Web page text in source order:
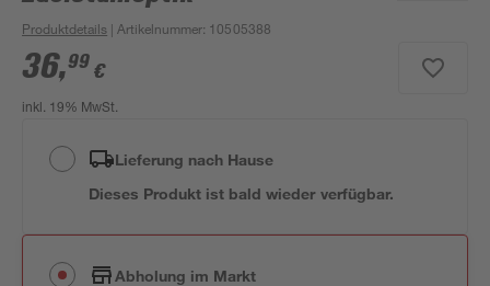
Produktdetails | Artikelnummer: 10505388
36,99 €
inkl. 19% MwSt.
Lieferung nach Hause
Dieses Produkt ist bald wieder verfügbar.
Abholung im Markt